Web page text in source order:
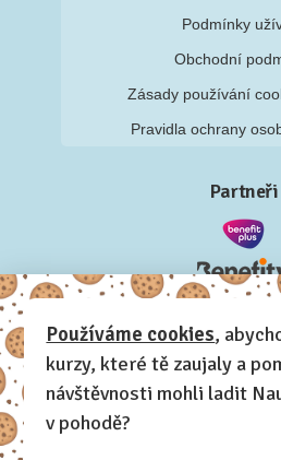
Podmínky
Obchodní
Zásady používání
Pravidla ochrany
Partneři
Používáme cookies,
kurzy, které tě zaujaly a
návštěvnosti mohli ladit
v pohodě?